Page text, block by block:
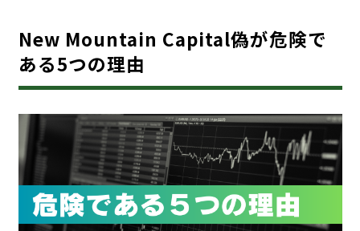
New Mountain Capital偽が危険で
ある5つの理由